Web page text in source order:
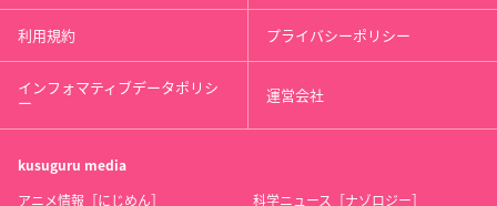
利用規約 プライバシーポリシー
インフォマティブデータポリシ
ー 運営会社
kusuguru media
アニメ情報［にじめん］ 科学ニュース［ナゾロジー］